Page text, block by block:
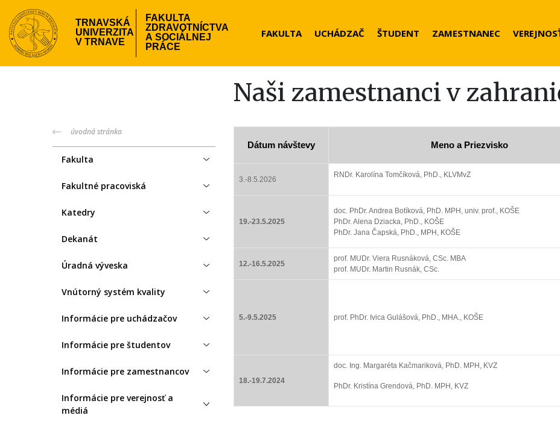
Skočiť
na
hlavný
obsah
TRNAVSKÁ
UNIVERZITA
V TRNAVE
FAKULTA
ZDRAVOTNÍCTVA
A SOCIÁLNEJ
PRÁCE
Header
FAKULTA UCHÁDZAČ ŠTUDENT ZAMESTNANEC
Naši zamestnanci v
fzsp-
menu
úvodná stránka
Fakulta
Fakultné pracoviská
Katedry
Dekanát
Úradná výveska
Vnútorný systém kvality
Informácie pre uchádzačov
Informácie pre študentov
Informácie pre zamestnancov
Informácie pre verejnosť a
médiá
Dátum návštevy Meno a Priezvisko
3.-8.5.2026
RNDr. Karolína Tomčíková, PhD., KLVMvZ
19.-23.5.2025
doc. PhDr. Andrea Botíková, PhD. MPH, univ. prof., KOŠE
PhDr. Alena Dziacka, PhD., KOŠE
PhDr. Jana Čapská, PhD., MPH, KOŠE
12.-16.5.2025
prof. MUDr. Viera Rusnáková, CSc. MBA
prof. MUDr. Martin Rusnák, CSc.
5.-9.5.2025 prof. PhDr. Ivica Gulášová, PhD., MHA., KOŠE
18.-19.7.2024
doc. Ing. Margaréta Kačmariková, PhD. MPH, KVZ
PhDr. Kristína Grendová, PhD. MPH, KVZ